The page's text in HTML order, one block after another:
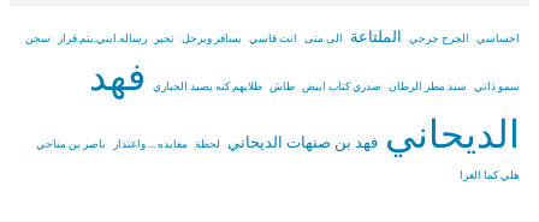
احساسي الجرح جرحي الملتاعة الى متى انت قاسي بسافر وبرحل تحير رساله.ابني.يتم.قرار سجن
سمو ذاتي سند مطر الرطان صدري كتاب ابيض طاش طلابهم كنه يصيد الحباري
فهد
الديحاني فهد بن صنهات الديحاني لحظة معايده ... واعتذار ناصر بن مناحي
هلي كما الغرا